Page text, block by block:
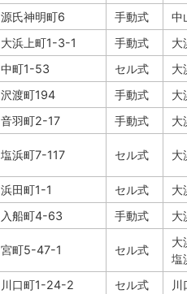
源氏神明町6 手動式
中
大浜上町1-3-1 手動式
大
中町1-53 セル式
大
沢渡町194 手動式
大
音羽町2-17 手動式
大
塩浜町7-117 セル式 大
浜田町1-1 セル式
大
入船町4-63 手動式 大
宮町5-47-1 セル式
大
塩
川口町1-24-2 セル式
川